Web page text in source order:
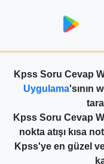
Kpss Soru Cevap
Uygulama'sının
Kpss Soru Cevap
nokta atışı kısa
Kpss'ye en güzel